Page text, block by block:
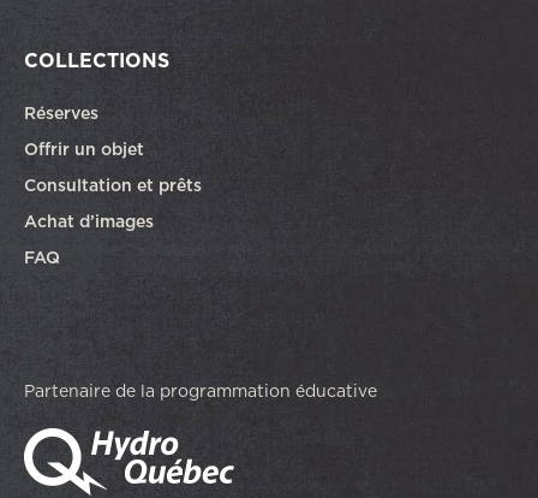
COLLECTIONS
Réserves
Offrir un objet
Consultation et prêts
Achat d’images
FAQ
Partenaire de la programmation éducative